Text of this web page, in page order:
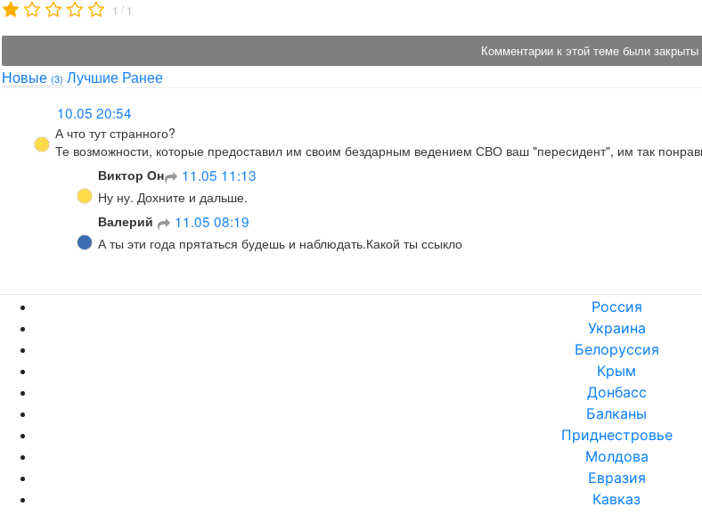
1 / 1
Комментарии к этой теме были закрыты
10.05 20:54
Те возможности, которые предоставил им своим бездарным ведением СВО ваш "пересидент", им так
Виктор Он
Ну ну. Дохните и дальше.
Россия
Украина
Белоруссия
Крым
Донбасс
Балканы